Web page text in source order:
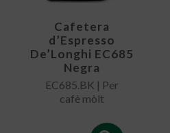
Cafetera
d’Espresso
De’Longhi EC685
Negra
EC685.BK | Per
cafè mòlt